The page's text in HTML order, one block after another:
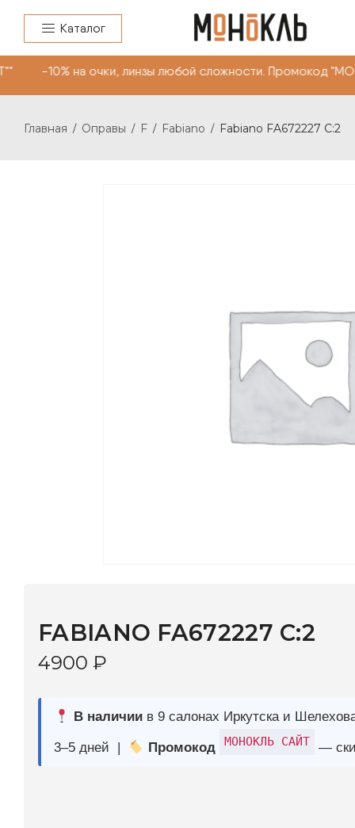
Каталог
на очки, линзы любой сложности.
Главная / Оправы / F / Fabiano / Fabiano FA672227 C:2
3–5 дней | Промокод — скидка 10%